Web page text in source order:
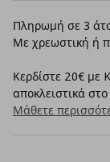
Πληρωμή σε 3
Με χρεωστική ή
Κερδίστε 20€ με
αποκλειστικά
Μάθετε